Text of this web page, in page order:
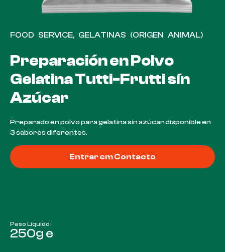
FOOD SERVICE, GELATINAS (ORIGEN ANIMAL)
Preparación en Polvo
Gelatina Tutti-Frutti sín
Azúcar
Preparado en polvo para gelatina sín azúcar disponible en
3 sabores diferentes.
Entrar em Contacto
Peso Líquido
250g e